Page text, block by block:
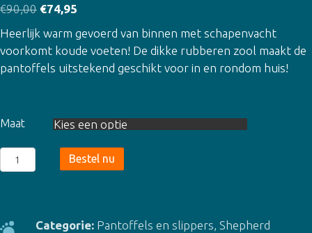
€90,00 Oorspronkelijke
was:
€90,00.
€74,95
is:
€74,95.
Heerlijk warm gevoerd van binnen met schapenvacht
voorkomt koude voeten! De dikke rubberen zool maakt de
pantoffels uitstekend geschikt voor in en rondom huis!
Maat
Shepherd
Pantoffels
Antique
Bestel nu
Categorie: Pantoffels en slippers, Shepherd